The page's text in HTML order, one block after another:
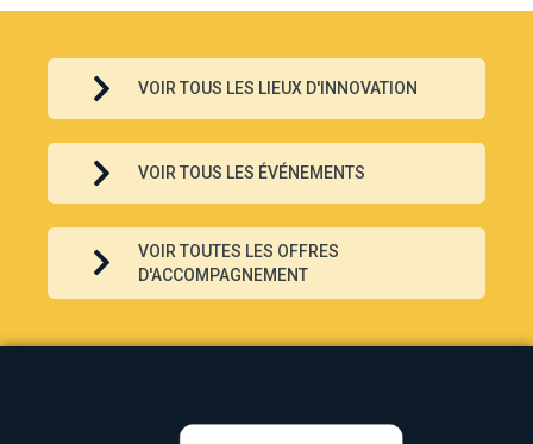
VOIR TOUS LES LIEUX D'INNOVATION
VOIR TOUS LES ÉVÉNEMENTS
VOIR TOUTES LES OFFRES
D'ACCOMPAGNEMENT